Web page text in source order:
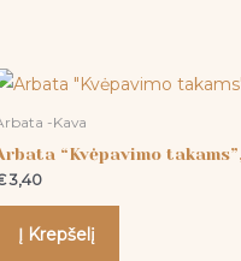
-Kava
“Kvėpavimo
3,40
Į Krepšelį